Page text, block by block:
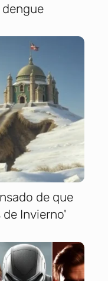
de que
Invierno'